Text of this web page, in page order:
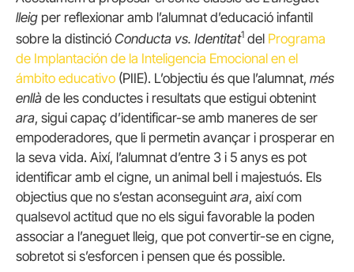
lleig per reflexionar amb l’alumnat d’educació infantil
sobre la distinció Conducta vs. Identitat1 del Programa
de Implantación de la Inteligencia Emocional en el
ámbito educativo (PIIE). L’objectiu és que l’alumnat, més
enllà de les conductes i resultats que estigui obtenint
ara, sigui capaç d’identificar-se amb maneres de ser
empoderadores, que li permetin avançar i prosperar en
la seva vida. Així, l’alumnat d’entre 3 i 5 anys es pot
identificar amb el cigne, un animal bell i majestuós. Els
objectius que no s’estan aconseguint ara, així com
qualsevol actitud que no els sigui favorable la poden
associar a l’aneguet lleig, que pot convertir-se en cigne,
sobretot si s’esforcen i pensen que és possible.